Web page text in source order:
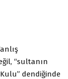
“sultanın
dendiğinde